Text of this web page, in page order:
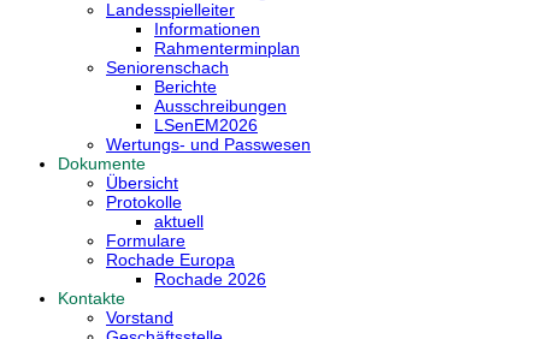
Landesspielleiter
Informationen
Rahmenterminplan
Seniorenschach
Berichte
Ausschreibungen
LSenEM2026
Wertungs- und Passwesen
Dokumente
Übersicht
Protokolle
aktuell
Formulare
Rochade Europa
Rochade 2026
Kontakte
Vorstand